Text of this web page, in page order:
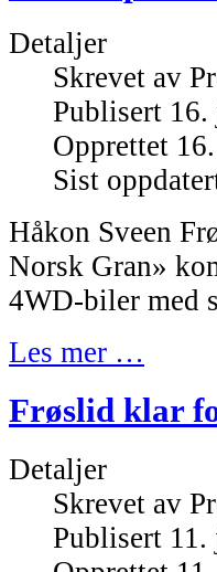
Detaljer
Skrevet av
Publisert 16.
Opprettet
Sist
Håkon Sveen
Norsk Gran»
4WD-biler med
Les mer …
Frøslid klar
Detaljer
Skrevet av
Publisert 11.